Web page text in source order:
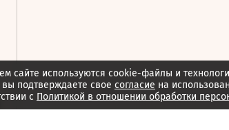
сайте используются cookie-файлы и
вы подтверждаете свое согласие на
с Политикой в отношении обработки